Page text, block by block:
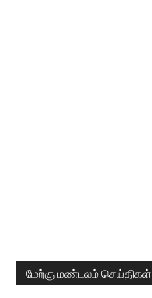
மேற்கு மண்டலம் செய்திகள்